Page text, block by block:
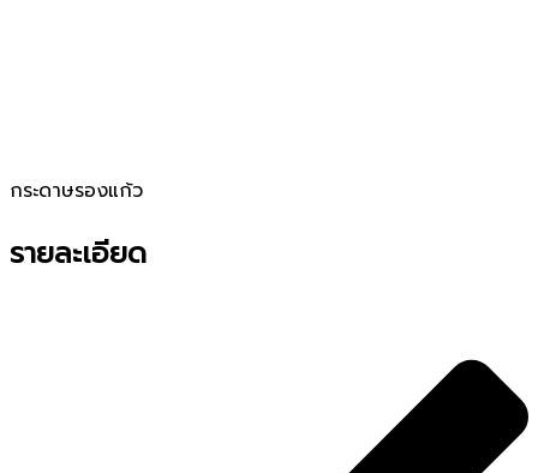
กระดาษรองแก้ว
รายละเอียด